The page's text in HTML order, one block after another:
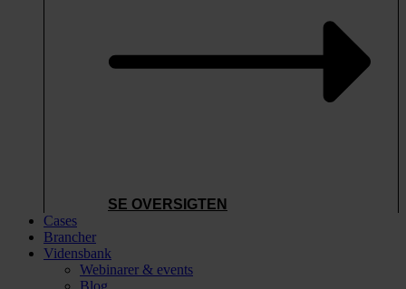
SE OVERSIGTEN
Cases
Brancher
Vidensbank
Webinarer & events
Blog